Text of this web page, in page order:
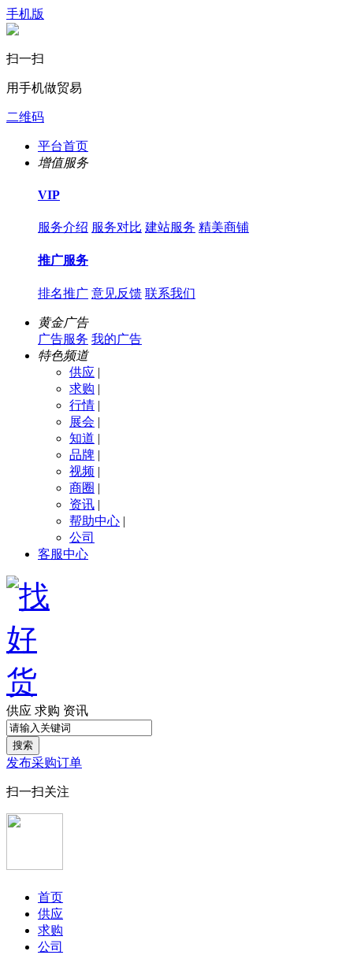
手机版
扫一扫
用手机做贸易
二维码
平台首页
增值服务
VIP
服务介绍 服务对比 建站服务 精美商铺
推广服务
排名推广 意见反馈 联系我们
黄金广告
广告服务 我的广告
特色频道
供应 |
求购 |
行情 |
展会 |
知道 |
品牌 |
视频 |
商圈 |
资讯 |
帮助中心 |
公司
客服中心
供应 求购 资讯
搜索
发布采购订单
扫一扫关注
首页
供应
求购
公司